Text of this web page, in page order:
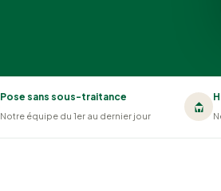
Pose sans sous-traitance
Notre équipe du 1er au dernier jour